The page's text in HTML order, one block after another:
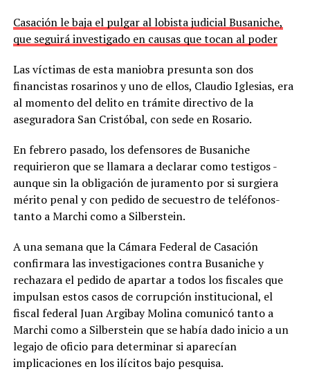
Casación le baja el pulgar al lobista judicial Busaniche,
que seguirá investigado en causas que tocan al poder
Las víctimas de esta maniobra presunta son dos
financistas rosarinos y uno de ellos, Claudio Iglesias, era
al momento del delito en trámite directivo de la
aseguradora San Cristóbal, con sede en Rosario.
En febrero pasado, los defensores de Busaniche
requirieron que se llamara a declarar como testigos -
aunque sin la obligación de juramento por si surgiera
mérito penal y con pedido de secuestro de teléfonos-
tanto a Marchi como a Silberstein.
A una semana que la Cámara Federal de Casación
confirmara las investigaciones contra Busaniche y
rechazara el pedido de apartar a todos los fiscales que
impulsan estos casos de corrupción institucional, el
fiscal federal Juan Argibay Molina comunicó tanto a
Marchi como a Silberstein que se había dado inicio a un
legajo de oficio para determinar si aparecían
implicaciones en los ilícitos bajo pesquisa.